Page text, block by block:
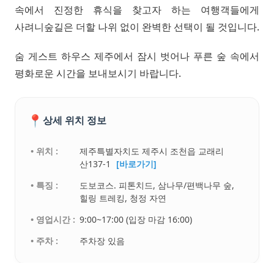
속에서 진정한 휴식을 찾고자 하는 여행객들에게
사려니숲길은 더할 나위 없이 완벽한 선택이 될 것입니다.
숨 게스트 하우스 제주에서 잠시 벗어나 푸른 숲 속에서
평화로운 시간을 보내보시기 바랍니다.
📍 상세 위치 정보
• 위치 :
제주특별자치도 제주시 조천읍 교래리
산137-1
[바로가기]
• 특징 :
도보코스. 피톤치드, 삼나무/편백나무 숲,
힐링 트레킹, 청정 자연
• 영업시간 : 9:00~17:00 (입장 마감 16:00)
• 주차 :
주차장 있음